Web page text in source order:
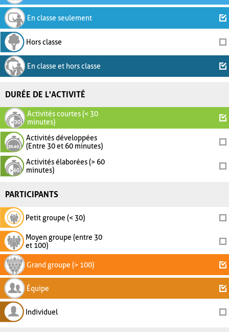
En classe seulement
Hors classe
En classe et hors classe
DURÉE DE L'ACTIVITÉ
Activités courtes (< 30
minutes)
Activités développées
(Entre 30 et 60 minutes)
Activités élaborées (> 60
minutes)
PARTICIPANTS
Petit groupe (< 30)
Moyen groupe (entre 30
et 100)
Grand groupe (> 100)
Équipe
Individuel